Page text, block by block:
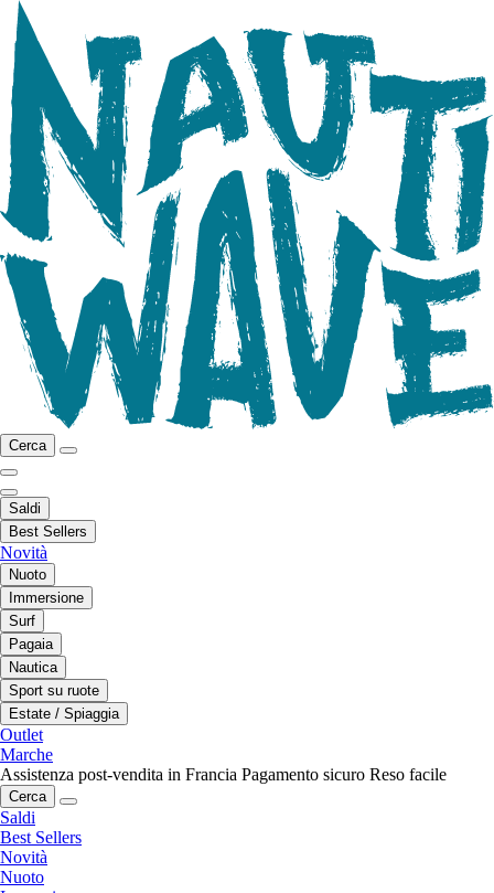
Cerca
Saldi
Best Sellers
Novità
Nuoto
Immersione
Surf
Pagaia
Nautica
Sport su ruote
Estate / Spiaggia
Outlet
Marche
Assistenza post-vendita in Francia Pagamento sicuro Reso facile
Cerca
Saldi
Best Sellers
Novità
Nuoto